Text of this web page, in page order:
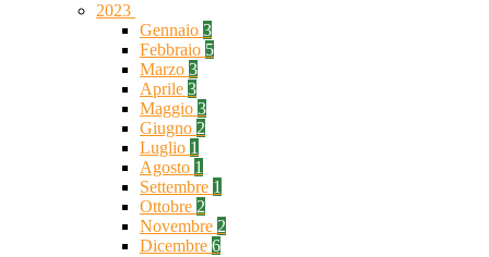
2023
Gennaio 3
Febbraio 5
Marzo 3
Aprile 3
Maggio 3
Giugno 2
Luglio 1
Agosto 1
Settembre 1
Ottobre 2
Novembre 2
Dicembre 6